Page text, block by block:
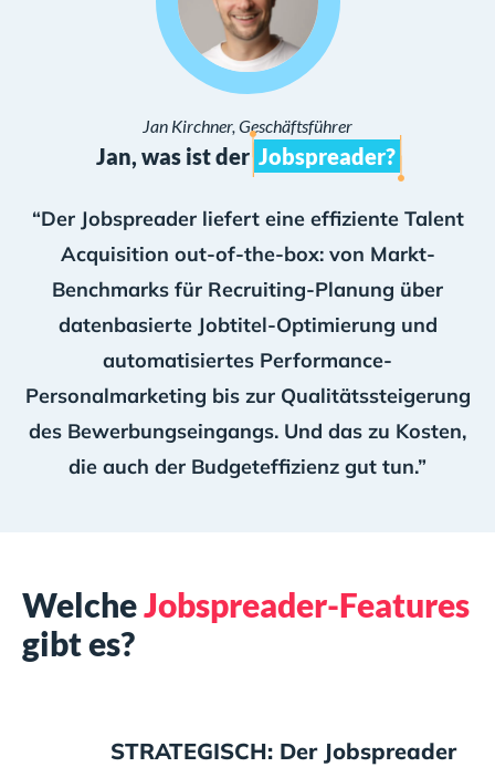
Jan Kirchner, Geschäftsführer
Jan, was ist der Jobspreader?
“Der Jobspreader liefert eine effiziente Talent
Acquisition out-of-the-box: von Markt-
Benchmarks für Recruiting-Planung über
datenbasierte Jobtitel-Optimierung und
automatisiertes Performance-
Personalmarketing bis zur Qualitätssteigerung
des Bewerbungseingangs. Und das zu Kosten,
die auch der Budgeteffizienz gut tun.”
WelcheJobspreader-Features
gibt es?
STRATEGISCH: Der Jobspreader